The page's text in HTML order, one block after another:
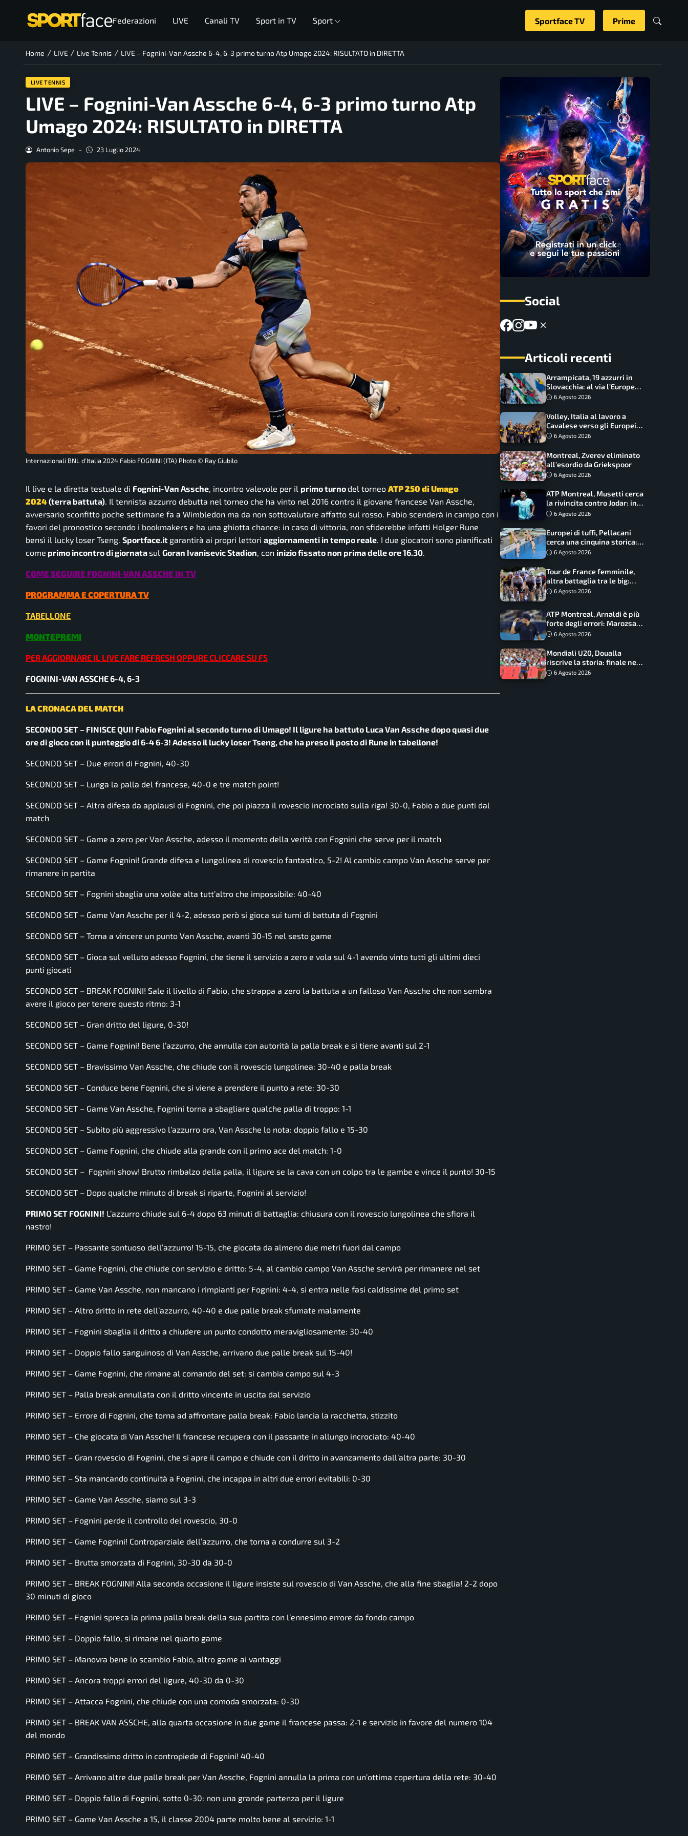
Federazioni LIVE Canali TV Sport in TV Sport Sportface TV Prime
Home / LIVE / Live Tennis / LIVE – Fognini-Van Assche 6-4, 6-3 primo turno Atp Umago 2024: RISULTATO in DIRETTA
LIVE TENNIS
LIVE – Fognini-Van Assche 6-4, 6-3 primo turno Atp
Umago 2024: RISULTATO in DIRETTA
Antonio Sepe - 23 Luglio 2024
Internazionali BNL d'Italia 2024 Fabio FOGNINI (ITA) Photo © Ray Giubilo
Il live e la diretta testuale di Fognini-Van Assche , incontro valevole per il primo turno del torneo ATP 250 di Umago
2024(terra battuta) . Il tennista azzurro debutta nel torneo che ha vinto nel 2016 contro il giovane francese Van Assche,
avversario sconfitto poche settimane fa a Wimbledon ma da non sottovalutare affatto sul rosso. Fabio scenderà in campo con i
favori del pronostico secondo i bookmakers e ha una ghiotta chance: in caso di vittoria, non sfiderebbe infatti Holger Rune
bensì il lucky loser Tseng. Sportface.it garantirà ai propri lettori aggiornamenti in tempo reale . I due giocatori sono pianificati
come primo incontro di giornatasul Goran Ivanisevic Stadion , con inizio fissato non prima delle ore 16.30
COME SEGUIRE FOGNINI-VAN ASSCHE IN TV
PROGRAMMA E COPERTURA TV
TABELLONE
MONTEPREMI
PER AGGIORNARE IL LIVE FARE REFRESH OPPURE CLICCARE SU F5
FOGNINI-VAN ASSCHE 6-4, 6-3
LA CRONACA DEL MATCH
SECONDO SET – FINISCE QUI! Fabio Fognini al secondo turno di Umago! Il ligure ha battuto Luca Van Assche dopo quasi due
ore di gioco con il punteggio di 6-4 6-3! Adesso il lucky loser Tseng, che ha preso il posto di Rune in tabellone!
SECONDO SET – Due errori di Fognini, 40-30
SECONDO SET – Lunga la palla del francese, 40-0 e tre match point!
SECONDO SET – Altra difesa da applausi di Fognini, che poi piazza il rovescio incrociato sulla riga! 30-0, Fabio a due punti dal
match
SECONDO SET – Game a zero per Van Assche, adesso il momento della verità con Fognini che serve per il match
SECONDO SET – Game Fognini! Grande difesa e lungolinea di rovescio fantastico, 5-2! Al cambio campo Van Assche serve per
rimanere in partita
SECONDO SET – Fognini sbaglia una volèe alta tutt’altro che impossibile: 40-40
SECONDO SET – Game Van Assche per il 4-2, adesso però si gioca sui turni di battuta di Fognini
SECONDO SET – Torna a vincere un punto Van Assche, avanti 30-15 nel sesto game
SECONDO SET – Gioca sul velluto adesso Fognini, che tiene il servizio a zero e vola sul 4-1 avendo vinto tutti gli ultimi dieci
punti giocati
SECONDO SET – BREAK FOGNINI! Sale il livello di Fabio, che strappa a zero la battuta a un falloso Van Assche che non sembra
avere il gioco per tenere questo ritmo: 3-1
SECONDO SET – Gran dritto del ligure, 0-30!
SECONDO SET – Game Fognini! Bene l’azzurro, che annulla con autorità la palla break e si tiene avanti sul 2-1
SECONDO SET – Bravissimo Van Assche, che chiude con il rovescio lungolinea: 30-40 e palla break
SECONDO SET – Conduce bene Fognini, che si viene a prendere il punto a rete: 30-30
SECONDO SET – Game Van Assche, Fognini torna a sbagliare qualche palla di troppo: 1-1
SECONDO SET – Subito più aggressivo l’azzurro ora, Van Assche lo nota: doppio fallo e 15-30
SECONDO SET – Game Fognini, che chiude alla grande con il primo ace del match: 1-0
SECONDO SET – Fognini show! Brutto rimbalzo della palla, il ligure se la cava con un colpo tra le gambe e vince il punto! 30-15
SECONDO SET – Dopo qualche minuto di break si riparte, Fognini al servizio!
PRIMO SET FOGNINI! L’azzurro chiude sul 6-4 dopo 63 minuti di battaglia: chiusura con il rovescio lungolinea che sfiora il
nastro!
PRIMO SET – Passante sontuoso dell’azzurro! 15-15, che giocata da almeno due metri fuori dal campo
PRIMO SET – Game Fognini, che chiude con servizio e dritto: 5-4, al cambio campo Van Assche servirà per rimanere nel set
PRIMO SET – Game Van Assche, non mancano i rimpianti per Fognini: 4-4, si entra nelle fasi caldissime del primo set
PRIMO SET – Altro dritto in rete dell’azzurro, 40-40 e due palle break sfumate malamente
PRIMO SET – Fognini sbaglia il dritto a chiudere un punto condotto meravigliosamente: 30-40
PRIMO SET – Doppio fallo sanguinoso di Van Assche, arrivano due palle break sul 15-40!
PRIMO SET – Game Fognini, che rimane al comando del set: si cambia campo sul 4-3
PRIMO SET – Palla break annullata con il dritto vincente in uscita dal servizio
PRIMO SET – Errore di Fognini, che torna ad affrontare palla break: Fabio lancia la racchetta, stizzito
PRIMO SET – Che giocata di Van Assche! Il francese recupera con il passante in allungo incrociato: 40-40
PRIMO SET – Gran rovescio di Fognini, che si apre il campo e chiude con il dritto in avanzamento dall’altra parte: 30-30
PRIMO SET – Sta mancando continuità a Fognini, che incappa in altri due errori evitabili: 0-30
PRIMO SET – Game Van Assche, siamo sul 3-3
PRIMO SET – Fognini perde il controllo del rovescio, 30-0
PRIMO SET – Game Fognini! Controparziale dell’azzurro, che torna a condurre sul 3-2
PRIMO SET – Brutta smorzata di Fognini, 30-30 da 30-0
PRIMO SET – BREAK FOGNINI! Alla seconda occasione il ligure insiste sul rovescio di Van Assche, che alla fine sbaglia! 2-2 dopo
30 minuti di gioco
PRIMO SET – Fognini spreca la prima palla break della sua partita con l’ennesimo errore da fondo campo
PRIMO SET – Doppio fallo, si rimane nel quarto game
PRIMO SET – Manovra bene lo scambio Fabio, altro game ai vantaggi
PRIMO SET – Ancora troppi errori del ligure, 40-30 da 0-30
PRIMO SET – Attacca Fognini, che chiude con una comoda smorzata: 0-30
PRIMO SET – BREAK VAN ASSCHE, alla quarta occasione in due game il francese passa: 2-1 e servizio in favore del numero 104
del mondo
PRIMO SET – Grandissimo dritto in contropiede di Fognini! 40-40
PRIMO SET – Arrivano altre due palle break per Van Assche, Fognini annulla la prima con un’ottima copertura della rete: 30-40
PRIMO SET – Doppio fallo di Fognini, sotto 0-30: non una grande partenza per il ligure
PRIMO SET – Game Van Assche a 15, il classe 2004 parte molto bene al servizio: 1-1
Social
Articoli recenti
Arrampicata, 19 azzurri in
Slovacchia: al via l’Europe
Series Lead, tappa decisiva
6 Agosto 2026
Volley, Italia al lavoro a
Cavalese verso gli Europei:
oggi allenamento aperto ai
6 Agosto 2026
Montreal, Zverev eliminato
all’esordio da Griekspoor
6 Agosto 2026
ATP Montreal, Musetti cerca
la rivincita contro Jodar: in
palio gli ottavi
6 Agosto 2026
Europei di tuffi, Pellacani
cerca una cinquina storica:
Conte e Wang sfidano la
6 Agosto 2026
Tour de France femminile,
altra battaglia tra le big:
Longo Borghini sogna il
colpo
6 Agosto 2026
ATP Montreal, Arnaldi è più
forte degli errori: Marozsan
piegato dopo oltre due ore
6 Agosto 2026
Mondiali U20, Doualla
riscrive la storia: finale nei
100 metri dopo trent’anni
6 Agosto 2026